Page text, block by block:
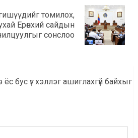
томилох,
тухай Ерөнхий сайдын
сонслоо
бус үг хэллэг ашиглахгүй байхыг